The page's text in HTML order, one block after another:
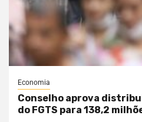
Economia
Conselho aprova
do FGTS para 138,2